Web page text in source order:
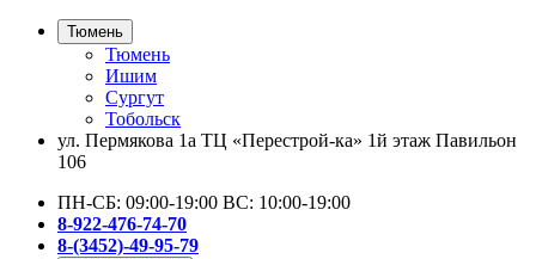
Тюмень
Тюмень
Ишим
Сургут
Тобольск
ул. Пермякова 1а ТЦ «Перестрой-ка» 1й этаж Павильон
106
ПН-СБ: 09:00-19:00 ВС: 10:00-19:00
8-922-476-74-70
8-(3452)-49-95-79